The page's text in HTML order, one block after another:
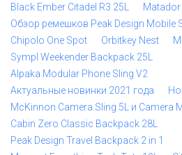
Black Ember Citadel R3 25L
Matador
Обзор ремешков Peak Design Mobile
Chipolo One Spot
Orbitkey Nest
Sympl Weekender Backpack 25L
Alpaka Modular Phone Sling V2
Актуальные новинки 2021 года
McKinnon Camera Sling 5L и Camera
Cabin Zero Classic Backpack 28L
Peak Design Travel Backpack 2 in 1